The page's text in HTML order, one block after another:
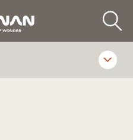
台旅会北京办事